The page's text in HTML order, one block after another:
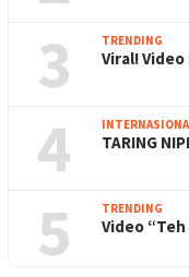
3 TRENDING
Viral!
4 TARING
5 TRENDING
Video